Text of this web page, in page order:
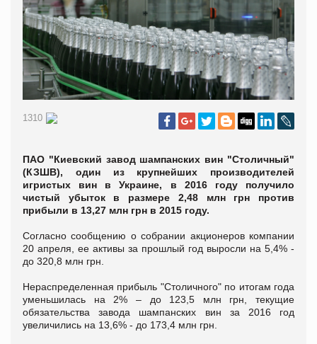
1310
ПАО "Киевский завод шампанских вин "Столичный"
(КЗШВ), один из крупнейших производителей
игристых вин в Украине, в 2016 году получило
чистый убыток в размере 2,48 млн грн против
прибыли в 13,27 млн грн в 2015 году.
Согласно сообщению о собрании акционеров компании
20 апреля, ее активы за прошлый год выросли на 5,4% -
до 320,8 млн грн.
Нераспределенная прибыль "Столичного" по итогам года
уменьшилась на 2% – до 123,5 млн грн, текущие
обязательства завода шампанских вин за 2016 год
увеличились на 13,6% - до 173,4 млн грн.